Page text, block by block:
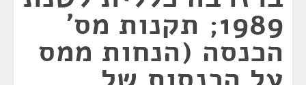
1989; תקנות מס'
הכנסה (הנחות ממס